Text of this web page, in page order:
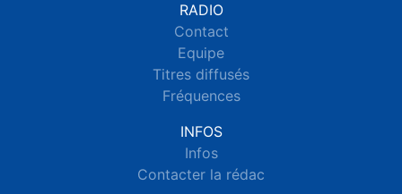
RADIO
Contact
Equipe
Titres diffusés
Fréquences
INFOS
Infos
Contacter la rédac